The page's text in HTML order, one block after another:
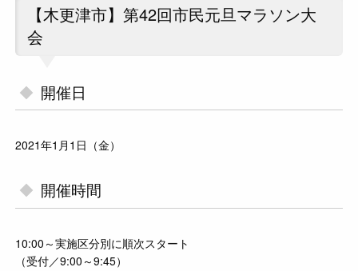
【木更津市】第42回市民元旦マラソン大
会
開催日
2021年1月1日（金）
開催時間
10:00～実施区分別に順次スタート
（受付／9:00～9:45）